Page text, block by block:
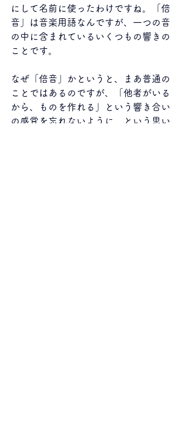
にして名前に使ったわけですね。「倍
音」は音楽用語なんですが、一つの音
の中に含まれているいくつもの響きの
ことです。
なぜ「倍音」かというと、まあ普通の
ことではあるのですが、「他者がいる
から、ものを作れる」という響き合い
の感覚を忘れないように、という思い